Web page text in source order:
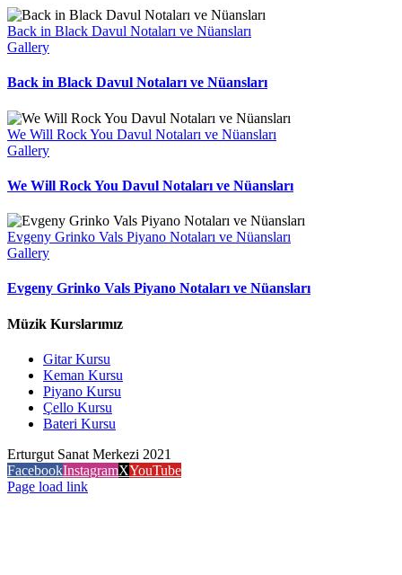
Back in Black Davul Notaları ve Nüansları
Gallery
Back in Black Davul Notaları ve Nüansları
We Will Rock You Davul Notaları ve Nüansları
Gallery
We Will Rock You Davul Notaları ve Nüansları
Evgeny Grinko Vals Piyano Notaları ve Nüansları
Gallery
Evgeny Grinko Vals Piyano Notaları ve Nüansları
Müzik Kurslarımız
Gitar Kursu
Keman Kursu
Piyano Kursu
Çello Kursu
Bateri Kursu
Erturgut Sanat Merkezi 2021
FacebookInstagramXYouTube
Page load link